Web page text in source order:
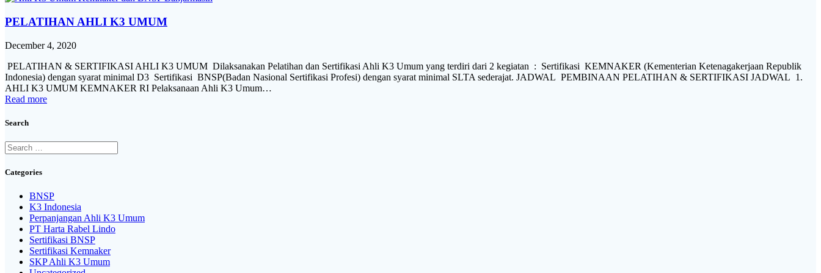
PELATIHAN AHLI K3 UMUM
December 4, 2020
PELATIHAN & SERTIFIKASI AHLI K3 UMUM Dilaksanakan Pelatihan dan Sertifikasi Ahli K3 Umum yang terdiri dari 2 kegiatan : Sertifikasi KEMNAKER (Kementerian Ketenagakerjaan Republik
Indonesia) dengan syarat minimal D3 Sertifikasi BNSP(Badan Nasional Sertifikasi Profesi) dengan syarat minimal SLTA sederajat. JADWAL PEMBINAAN PELATIHAN & SERTIFIKASI JADWAL 1.
AHLI K3 UMUM KEMNAKER RI Pelaksanaan Ahli K3 Umum…
Read more
Search
Search
for:
Categories
BNSP
K3 Indonesia
Perpanjangan Ahli K3 Umum
PT Harta Rabel Lindo
Sertifikasi BNSP
Sertifikasi Kemnaker
SKP Ahli K3 Umum